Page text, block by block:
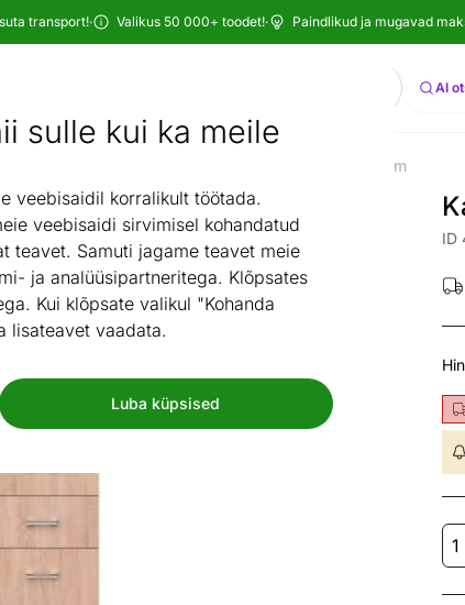
sulle kui ka meile
veebisaidil korralikult töötada.
veebisaidi sirvimisel kohandatud
teavet. Samuti jagame teavet meie
ja analüüsipartneritega. Klõpsates
Kui klõpsate valikul "Kohanda
lisateavet vaadata.
Luba küpsised
transport!· Valikus 50 000+ toodet!· Paindlikud ja mugavad
Otsi AI
Kapp Top mix 40 cm
ID